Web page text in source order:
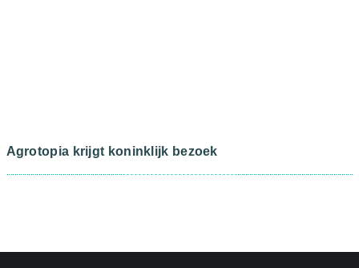
Agrotopia krijgt koninklijk bezoek